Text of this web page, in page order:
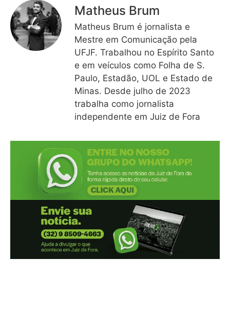
Matheus Brum
Matheus Brum é jornalista e
Mestre em Comunicação pela
UFJF. Trabalhou no Espírito Santo
e em veículos como Folha de S.
Paulo, Estadão, UOL e Estado de
Minas. Desde julho de 2023
trabalha como jornalista
independente em Juiz de Fora